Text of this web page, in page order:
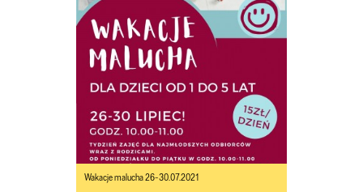
Wakacje malucha 26-30.07.2021